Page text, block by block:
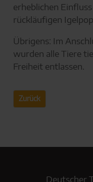
erheblichen
rückläufigen
Übrigens: Im
wurden alle Tiere
Freiheit entlassen.
Zurück
Deutscher